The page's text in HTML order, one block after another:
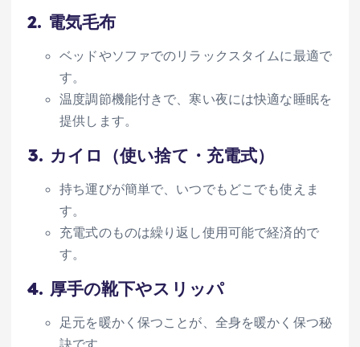
2. 電気毛布
ベッドやソファでのリラックスタイムに最適で
す。
温度調節機能付きで、寒い夜には快適な睡眠を
提供します。
3. カイロ（使い捨て・充電式）
持ち運びが簡単で、いつでもどこでも使えま
す。
充電式のものは繰り返し使用可能で経済的で
す。
4. 厚手の靴下やスリッパ
足元を暖かく保つことが、全身を暖かく保つ秘